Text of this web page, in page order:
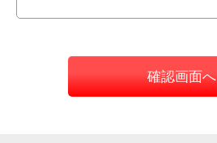
確認画面へ